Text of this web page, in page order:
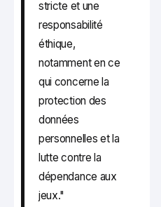
stricte et une
responsabilité
éthique,
notamment en ce
qui concerne la
protection des
données
personnelles et la
lutte contre la
dépendance aux
jeux."